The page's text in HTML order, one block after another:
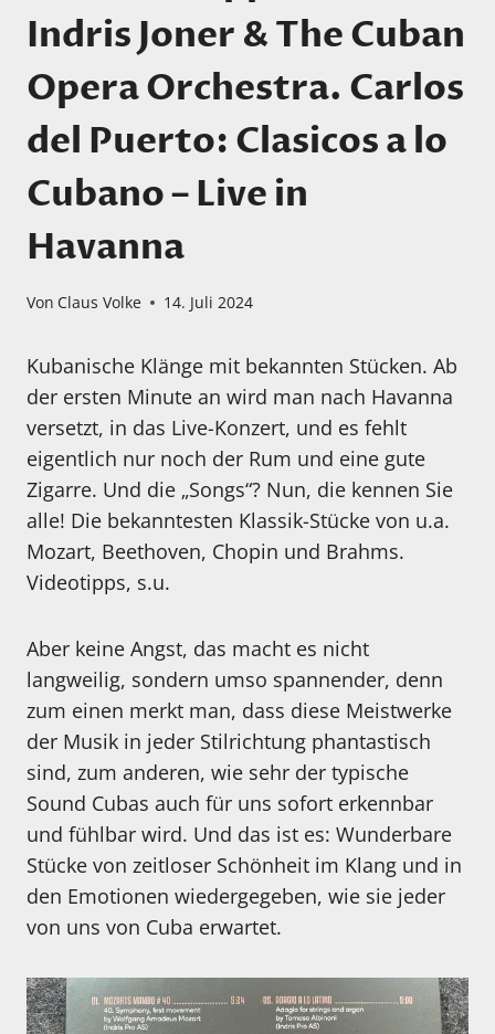
Indris Joner & The Cuban
Opera Orchestra. Carlos
del Puerto: Clasicos a lo
Cubano – Live in
Havanna
Von Claus Volke 14. Juli 2024
Kubanische Klänge mit bekannten Stücken. Ab
der ersten Minute an wird man nach Havanna
versetzt, in das Live-Konzert, und es fehlt
eigentlich nur noch der Rum und eine gute
Zigarre. Und die „Songs“? Nun, die kennen Sie
alle! Die bekanntesten Klassik-Stücke von u.a.
Mozart, Beethoven, Chopin und Brahms.
Videotipps, s.u.
Aber keine Angst, das macht es nicht
langweilig, sondern umso spannender, denn
zum einen merkt man, dass diese Meistwerke
der Musik in jeder Stilrichtung phantastisch
sind, zum anderen, wie sehr der typische
Sound Cubas auch für uns sofort erkennbar
und fühlbar wird. Und das ist es: Wunderbare
Stücke von zeitloser Schönheit im Klang und in
den Emotionen wiedergegeben, wie sie jeder
von uns von Cuba erwartet.